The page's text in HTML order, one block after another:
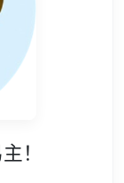
！